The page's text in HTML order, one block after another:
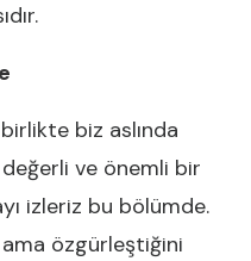
birlikte biz aslında
ve önemli bir
izleriz bu bölümde.
özgürleştiğini